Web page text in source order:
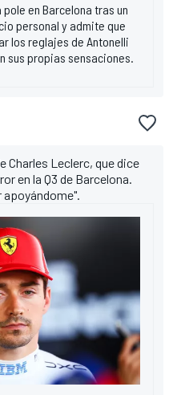
en Barcelona tras un
personal y admite que
los reglajes de Antonelli
sus propias sensaciones.
Charles Leclerc, que dice
en la Q3 de Barcelona.
apoyándome".